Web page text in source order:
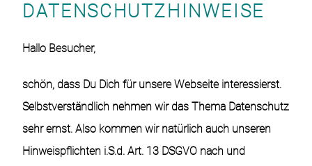
DATENSCHUTZHINWEISE
Hallo Besucher,
schön, dass Du Dich für unsere Webseite interessierst.
Selbstverständlich nehmen wir das Thema Datenschutz
sehr ernst. Also kommen wir natürlich auch unseren
Hinweispflichten i.S.d. Art. 13 DSGVO nach und